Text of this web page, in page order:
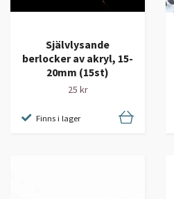
Självlysande
berlocker av akryl, 15-
20mm (15st)
25 kr
Finns i lager